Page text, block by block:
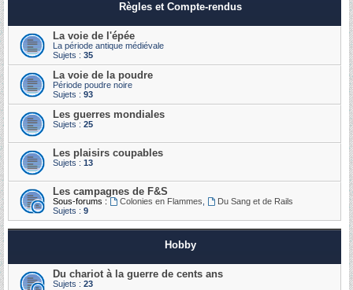
Règles et Compte-rendus
La voie de l'épée
La période antique médiévale
Sujets : 35
La voie de la poudre
Période poudre noire
Sujets : 93
Les guerres mondiales
Sujets : 25
Les plaisirs coupables
Sujets : 13
Les campagnes de F&S
Sous-forums : Colonies en Flammes
Du Sang et de Rails
Sujets : 9
Hobby
Du chariot à la guerre de cents ans
Sujets : 23